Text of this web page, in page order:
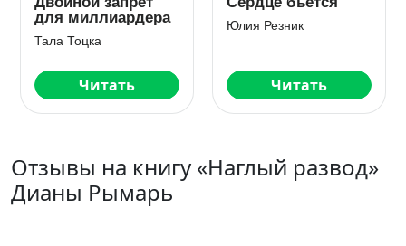
для миллиардера
Тала Тоцка
Читать
Юлия Резник
Читать
Отзывы на книгу «Наглый развод»
Дианы Рымарь